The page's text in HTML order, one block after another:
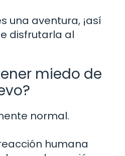
una aventura, ¡así
disfrutarla al
miedo de
normal.
humana